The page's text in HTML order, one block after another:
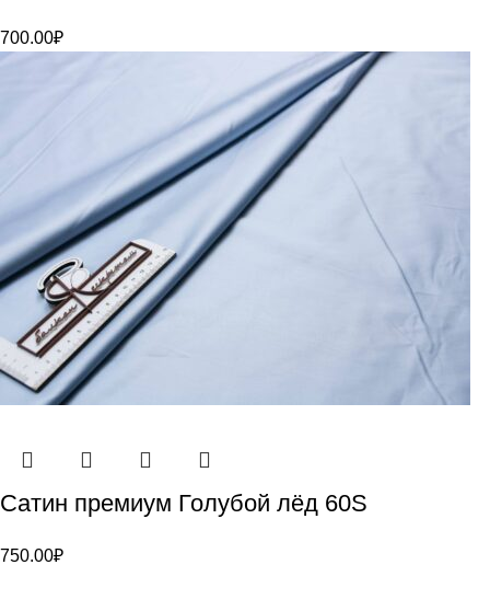
700.00₽
Сатин премиум Голубой лёд 60S
750.00₽